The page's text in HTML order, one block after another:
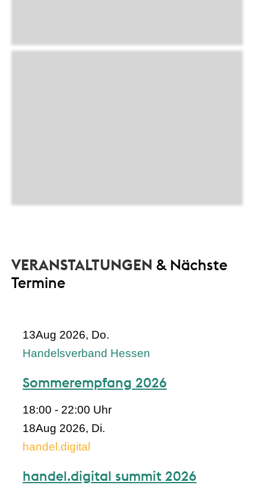
VERANSTALTUNGEN & Nächste
Termine
13Aug 2026, Do.
Handelsverband Hessen
Sommerempfang 2026
18:00 - 22:00 Uhr
18Aug 2026, Di.
handel.digital
handel.digital summit 2026